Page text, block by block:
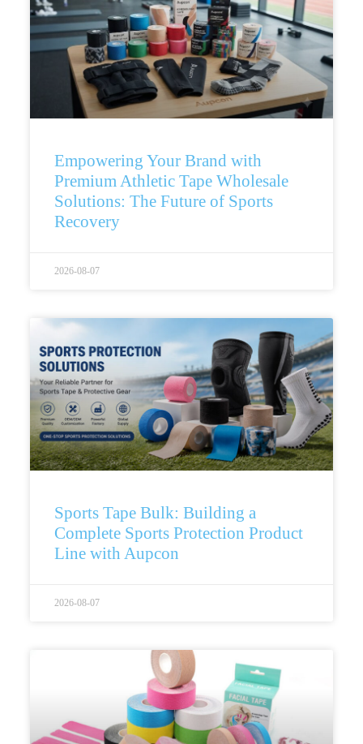
Empowering Your Brand with
Premium Athletic Tape Wholesale
Solutions: The Future of Sports
Recovery
2026-08-07
Sports Tape Bulk: Building a
Complete Sports Protection Product
Line with Aupcon
2026-08-07